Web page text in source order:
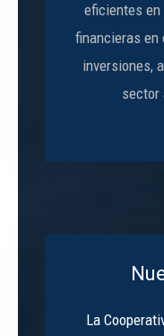
eficientes
financieras en
inversiones,
sector
La